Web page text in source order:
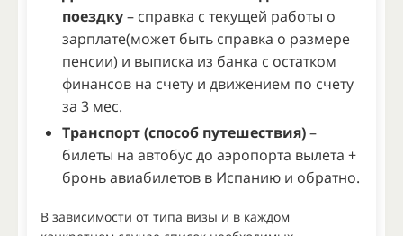
поездку– справка с текущей работы о
зарплате(может быть справка о размере
пенсии) и выписка из банка с остатком
финансов на счету и движением по счету
за 3 мес.
Транспорт (способ путешествия)–
билеты на автобус до аэропорта вылета +
бронь авиабилетов в Испанию и обратно.
В зависимости от типа визы и в каждом